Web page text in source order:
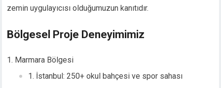
zemin uygulayıcısı olduğumuzun kanıtıdır.
Bölgesel Proje Deneyimimiz
Marmara Bölgesi
İstanbul: 250+ okul bahçesi ve spor sahası